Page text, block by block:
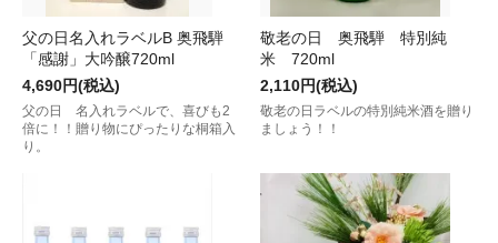
父の日名入れラベルB 奥飛騨
「感謝」大吟醸720ml
4,690円(税込)
父の日 名入れラベルで、喜びも2
倍に！！贈り物にぴったりな桐箱入
り。
敬老の日 奥飛騨 特別純
米 720ml
2,110円(税込)
敬老の日ラベルの特別純米酒を贈り
ましょう！！